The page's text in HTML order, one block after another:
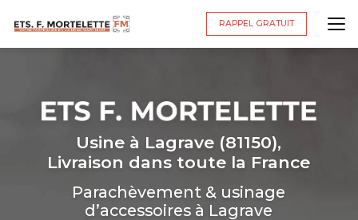
principal
RAPPEL GRATUIT
Usine à Lagrave (81150),
Livraison dans toute la France
Parachèvement & usinage
d’accessoires à Lagrave